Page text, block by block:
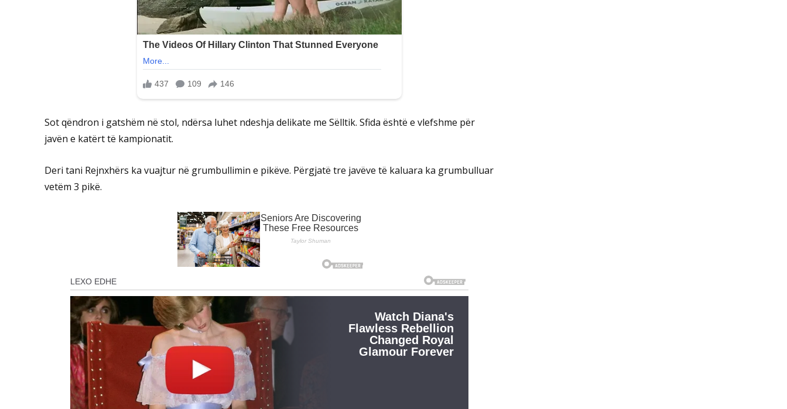
Sot qëndron i gatshëm në stol, ndërsa luhet ndeshja delikate me Sëlltik. Sfida është e vlefshme për
javën e katërt të kampionatit.
Deri tani Rejnxhërs ka vuajtur në grumbullimin e pikëve. Përgjatë tre javëve të kaluara ka grumbulluar
vetëm 3 pikë.